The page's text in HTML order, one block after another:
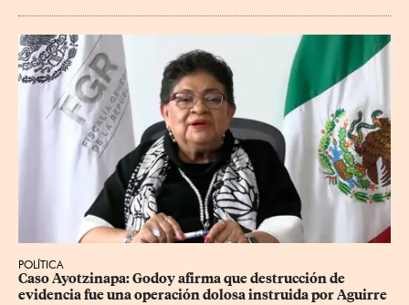
POLÍTICA
Caso Ayotzinapa: Godoy afirma que destrucción de
evidencia fue una operación dolosa instruida por Aguirre